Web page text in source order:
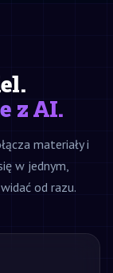
z AI.
materiały i
w jednym,
od razu.